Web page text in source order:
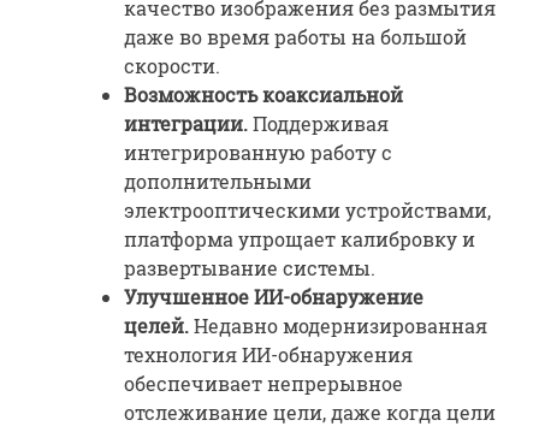
качество изображения без размытия
даже во время работы на большой
скорости.
Возможность коаксиальной
интеграции.Поддерживая
интегрированную работу с
дополнительными
электрооптическими устройствами,
платформа упрощает калибровку и
развертывание системы.
Улучшенное ИИ-обнаружение
целей.Недавно модернизированная
технология ИИ-обнаружения
обеспечивает непрерывное
отслеживание цели, даже когда цели